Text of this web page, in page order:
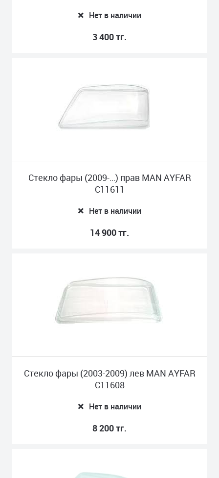
Нет в наличии
3 400 тг.
Стекло фары (2009-…) прав MAN AYFAR
C11611
Нет в наличии
14 900 тг.
Стекло фары (2003-2009) лев MAN AYFAR
C11608
Нет в наличии
8 200 тг.